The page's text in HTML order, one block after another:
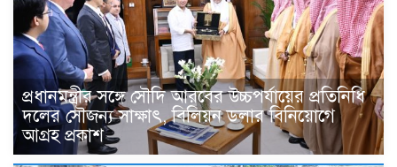
প্রধানমন্ত্রীর সঙ্গে সৌদি আরবের উচ্চপর্যায়ের প্রতিনিধি
দলের সৌজন্য সাক্ষাৎ, বিলিয়ন ডলার বিনিয়োগে
আগ্রহ প্রকাশ